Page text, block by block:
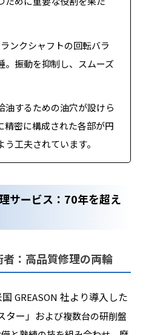
ンクシャフトの回転バラ
。振動を抑制し、スムーズ
油するための油穴が設けら
精密に構成された各部が円
工夫されています。
サービス：70年を超え
：高品質修理の両輪
GREASON 社より導入した
ター」および複数台の研削盤